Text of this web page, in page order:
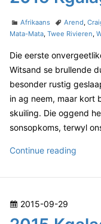
l
a
g
a
d
i
–
D
s
t
e
o
n
C
a
e
g
r
i
e
s
Afrikaans
T
a
s
Arend,
Mata-Mata, Twee Rivieren,
Die eerste
Witsand se brullende
besonder rustig
in ag neem, maar kort
skuiling. Die oggend
sonsopkoms, terwyl
Continue reading
1
g
P
o
2015-09-29